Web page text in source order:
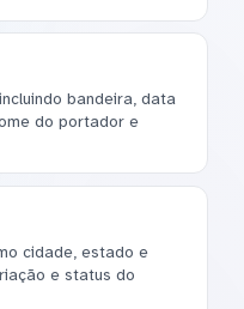
bandeira, data
do portador e
cidade, estado e
e status do